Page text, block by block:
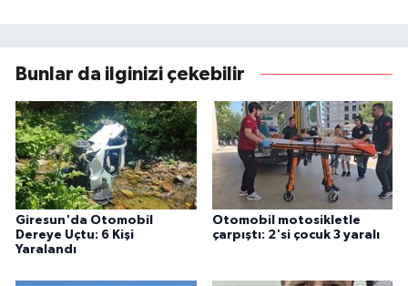
Bunlar da ilginizi çekebilir
Giresun'da Otomobil
Dereye Uçtu: 6 Kişi
Yaralandı
Otomobil motosikletle
çarpıştı: 2'si çocuk 3 yaralı